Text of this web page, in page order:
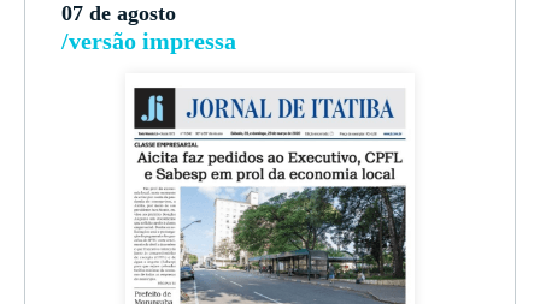
07 de agosto
/versão impressa